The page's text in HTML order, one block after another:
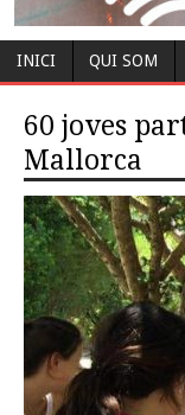
INICI QUI SOM
60 joves
Mallorca